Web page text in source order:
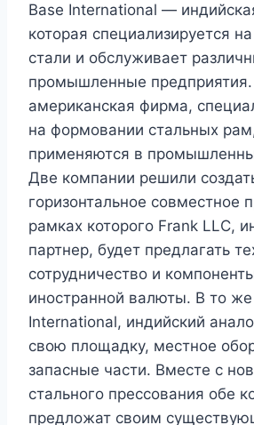
Base International —
которая специализируется на
стали и обслуживает
промышленные
американская фирма,
на формовании стальных
применяются в
Две компании решили
горизонтальное совместное
рамках которого Frank LLC,
партнер, будет предлагать
сотрудничество и
иностранной валюты. В то
International, индийский
свою площадку, местное
запасные части. Вместе с
стального прессования обе
предложат своим